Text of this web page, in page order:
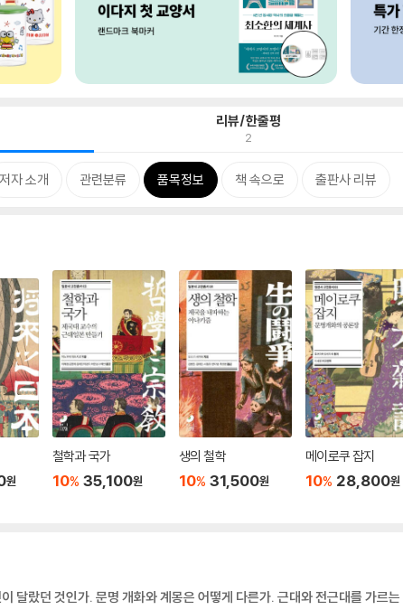
리뷰/한줄평
2
저자 소개 관련분류 품목정보 책 속으로 출판사 리뷰
원
철학과 국가
10% 35,100원
생의 철학
10% 31,500원
메이로쿠 잡지
10% 28,800원
달랐던 것인가. 문명 개화와 계몽은 어떻게 다른가. 근대와 전근대를 가르